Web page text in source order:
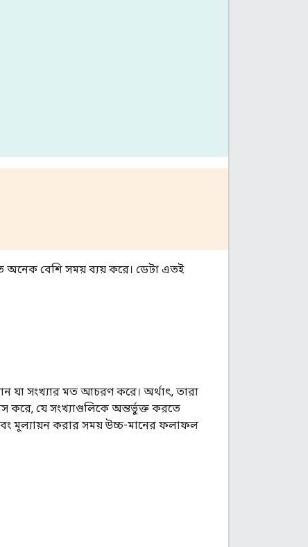
অনেক বেশি সময় ব্যয় করে। ডেটা এতই
যা সংখ্যার মত আচরণ করে। অর্থাৎ, তারা
যে সংখ্যাগুলিকে অন্তর্ভুক্ত করতে
মূল্যায়ন করার সময় উচ্চ-মানের ফলাফল